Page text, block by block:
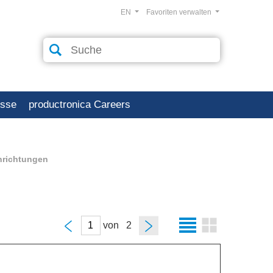
Favoriten verwalten
EN
productronica Careers
von